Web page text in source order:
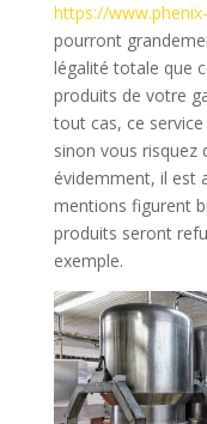
https://
pourront
légalité totale que
produits de votre
tout cas, ce
sinon vous risquez
évidemment, il est
mentions figurent
produits seront
exemple.